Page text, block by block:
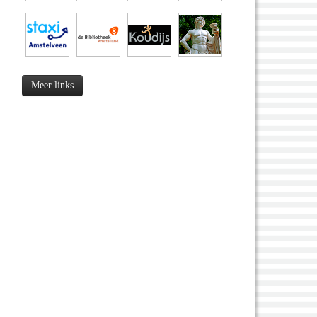
Meer links